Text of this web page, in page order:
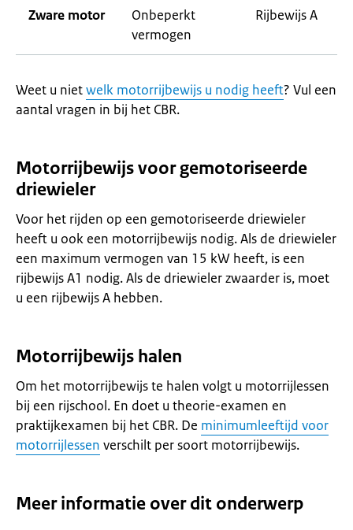
Zware motor
Onbeperkt
vermogen
Rijbewijs A
Weet u nietwelk motorrijbewijs u nodig heeft? Vul een
aantal vragen in bij het CBR.
Motorrijbewijs voor gemotoriseerde
driewieler
Voor het rijden op een gemotoriseerde driewieler
heeft u ook een motorrijbewijs nodig. Als de driewieler
een maximum vermogen van 15 kW heeft, is een
rijbewijs A1 nodig. Als de driewieler zwaarder is, moet
u een rijbewijs A hebben.
Motorrijbewijs halen
Om het motorrijbewijs te halen volgt u motorrijlessen
bij een rijschool. En doet u theorie-examen en
praktijkexamen bij het CBR. De minimumleeftijd voor
motorrijlessen verschilt per soort motorrijbewijs.
Meer informatie over dit onderwerp